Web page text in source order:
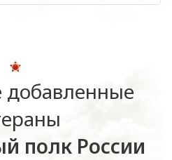
добавленные
полк России